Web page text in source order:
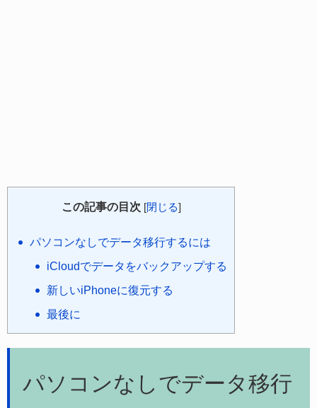
この記事の目次 [閉じる]
パソコンなしでデータ移行するには
iCloudでデータをバックアップする
新しいiPhoneに復元する
最後に
パソコンなしでデータ移行